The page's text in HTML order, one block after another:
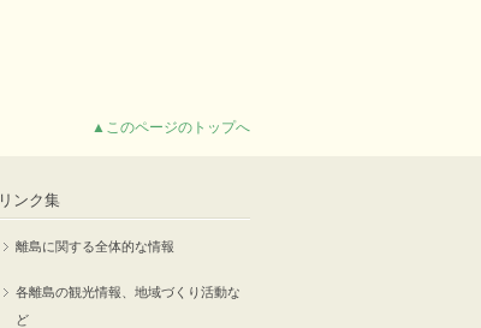
▲このページのトップへ
リンク集
離島に関する全体的な情報
各離島の観光情報、地域づくり活動な
ど